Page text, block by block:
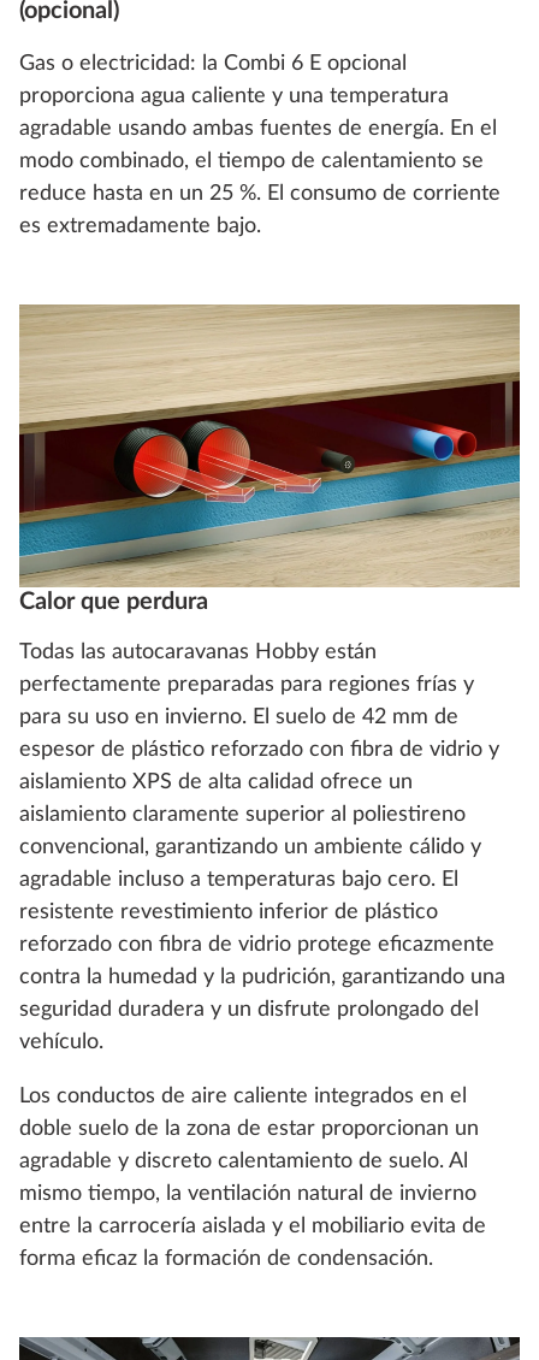
(opcional)
Gas o electricidad: la Combi 6 E opcional
proporciona agua caliente y una temperatura
agradable usando ambas fuentes de energía. En el
modo combinado, el tiempo de calentamiento se
reduce hasta en un 25 %. El consumo de corriente
es extremadamente bajo.
Calor que perdura
Todas las autocaravanas Hobby están
perfectamente preparadas para regiones frías y
para su uso en invierno. El suelo de 42 mm de
espesor de plástico reforzado con fibra de vidrio y
aislamiento XPS de alta calidad ofrece un
aislamiento claramente superior al poliestireno
convencional, garantizando un ambiente cálido y
agradable incluso a temperaturas bajo cero. El
resistente revestimiento inferior de plástico
reforzado con fibra de vidrio protege eficazmente
contra la humedad y la pudrición, garantizando una
seguridad duradera y un disfrute prolongado del
vehículo.
Los conductos de aire caliente integrados en el
doble suelo de la zona de estar proporcionan un
agradable y discreto calentamiento de suelo. Al
mismo tiempo, la ventilación natural de invierno
entre la carrocería aislada y el mobiliario evita de
forma eficaz la formación de condensación.